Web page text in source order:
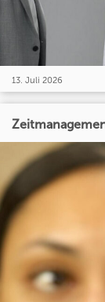
13. Juli 2026